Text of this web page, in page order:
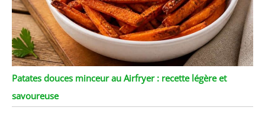
Patates douces minceur au Airfryer : recette légère et
savoureuse